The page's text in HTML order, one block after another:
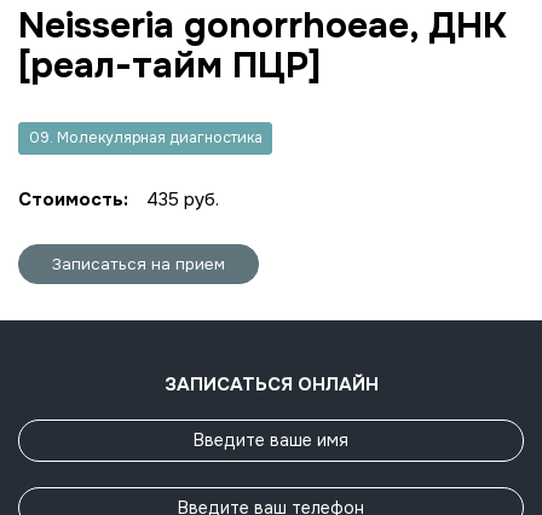
Neisseria gonorrhoeae, ДНК
[реал-тайм ПЦР]
09. Молекулярная диагностика
Стоимость: 435 руб.
Записаться на прием
ЗАПИСАТЬСЯ ОНЛАЙН